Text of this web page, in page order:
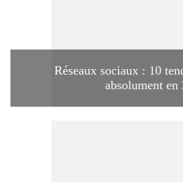
Réseaux sociaux : 10
absolument en